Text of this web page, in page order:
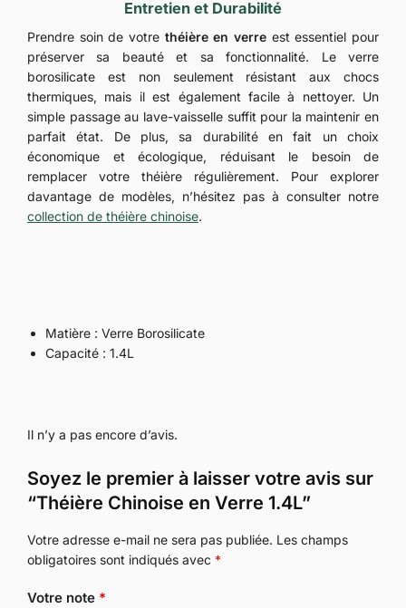
Entretien et Durabilité
Prendre soin de votre théière en verre est essentiel pour
préserver sa beauté et sa fonctionnalité. Le verre
borosilicate est non seulement résistant aux chocs
thermiques, mais il est également facile à nettoyer. Un
simple passage au lave-vaisselle suffit pour la maintenir en
parfait état. De plus, sa durabilité en fait un choix
économique et écologique, réduisant le besoin de
remplacer votre théière régulièrement. Pour explorer
davantage de modèles, n’hésitez pas à consulter notre
collection de théière chinoise.
Matière : Verre Borosilicate
Capacité : 1.4L
Il n’y a pas encore d’avis.
Soyez le premier à laisser votre avis sur
“Théière Chinoise en Verre 1.4L”
Votre adresse e-mail ne sera pas publiée. Les champs
obligatoires sont indiqués avec *
Votre note *